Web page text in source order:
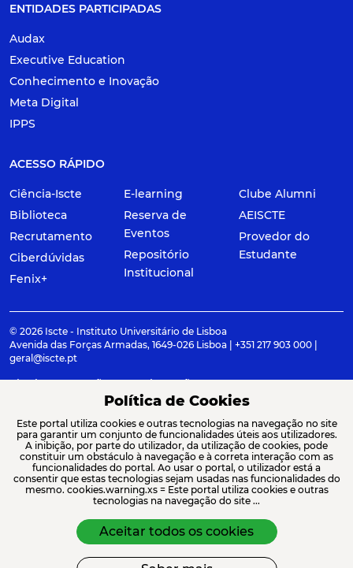
ENTIDADES PARTICIPADAS
Audax
Executive Education
Conhecimento e Inovação
Meta Digital
IPPS
ACESSO RÁPIDO
Ciência-Iscte
Biblioteca
Recrutamento
Ciberdúvidas
Fenix+
E-learning
Reserva de
Eventos
Repositório
Institucional
Clube Alumni
AEISCTE
Provedor do
Estudante
© 2026 Iscte - Instituto Universitário de Lisboa
Avenida das Forças Armadas, 1649-026 Lisboa | +351 217 903 000 |
geral@iscte.pt
Elogios, Sugestões e Reclamações
Termos e condições
Canal de denúncia
ACREDITAÇÕES E ASSOCIAÇÕES
Política de Cookies
Este portal utiliza cookies e outras tecnologias na navegação no site
para garantir um conjunto de funcionalidades úteis aos utilizadores.
A inibição, por parte do utilizador, da utilização de cookies, pode
constituir um obstáculo à navegação e à correta interação com as
funcionalidades do portal. Ao usar o portal, o utilizador está a
consentir que estas tecnologias sejam usadas nas funcionalidades do
mesmo. cookies.warning.xs = Este portal utiliza cookies e outras
tecnologias na navegação do site ...
Aceitar todos os cookies